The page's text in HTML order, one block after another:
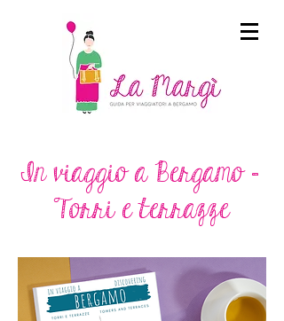
In viaggio a Bergamo -
Torri e terrazze